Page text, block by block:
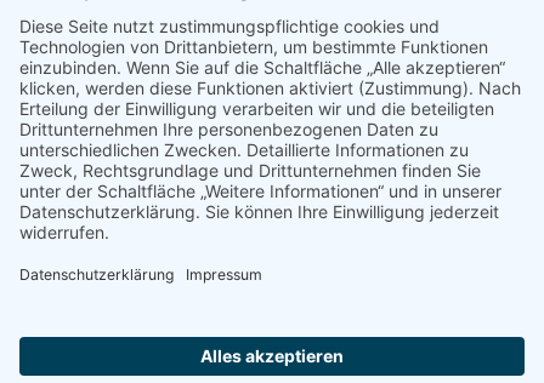
Bianca Meyer ist Mitglied im Berufsverband Pro Reiki.
Mitgliedsnummer: 21085
Bianca Meyer ist Mitglied im Verband freier
Berater e.V.